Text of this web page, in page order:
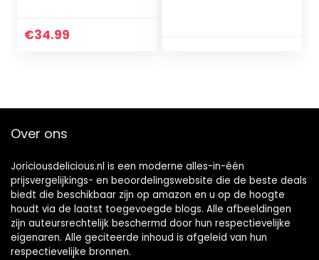
vader, vader,
€34.99
Over ons
Joriciousdelicious.nl is een moderne alles-in-één
prijsvergelijkings- en beoordelingswebsite die de beste deals
biedt die beschikbaar zijn op amazon en u op de hoogte
houdt via de laatst toegevoegde blogs. Alle afbeeldingen
zijn auteursrechtelijk beschermd door hun respectievelijke
eigenaren. Alle geciteerde inhoud is afgeleid van hun
respectievelijke bronnen.